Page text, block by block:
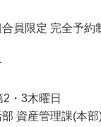
員限定 完全予約
・3木曜日
資産管理課(本部